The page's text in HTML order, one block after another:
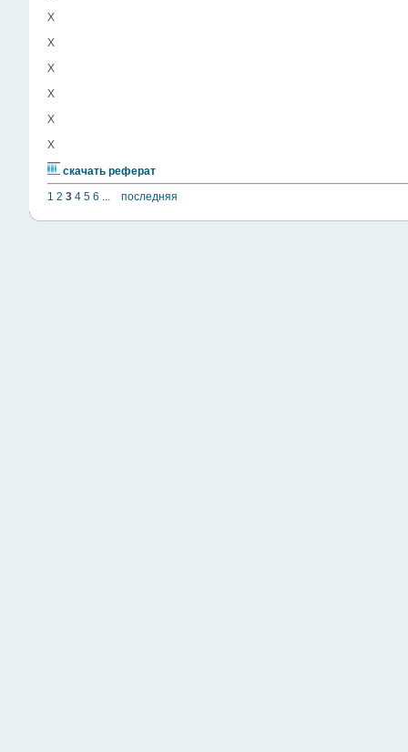
Х
Х
Х
Х
Х
Х
скачать реферат
1 2 3 4 5 6 ... последняя